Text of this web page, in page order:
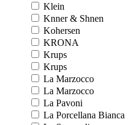
Klein
Knner & Shnen
Kohersen
KRONA
Krups
Krups
La Marzocco
La Marzocco
La Pavoni
La Porcellana Bianca